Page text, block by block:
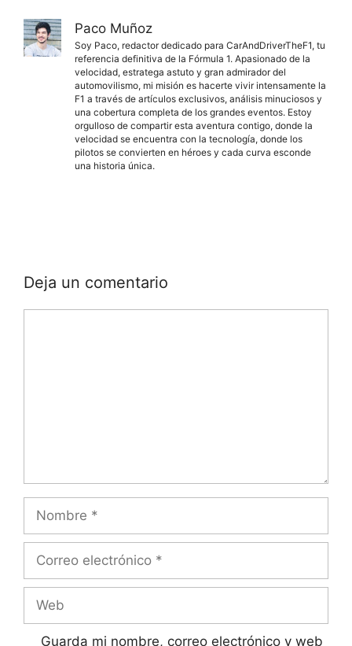
Paco Muñoz
Soy Paco, redactor dedicado para CarAndDriverTheF1, tu
referencia definitiva de la Fórmula 1. Apasionado de la
velocidad, estratega astuto y gran admirador del
automovilismo, mi misión es hacerte vivir intensamente la
F1 a través de artículos exclusivos, análisis minuciosos y
una cobertura completa de los grandes eventos. Estoy
orgulloso de compartir esta aventura contigo, donde la
velocidad se encuentra con la tecnología, donde los
pilotos se convierten en héroes y cada curva esconde
una historia única.
Deja un comentario
Nombre
Correo
Web
Guarda mi nombre, correo electrónico y web